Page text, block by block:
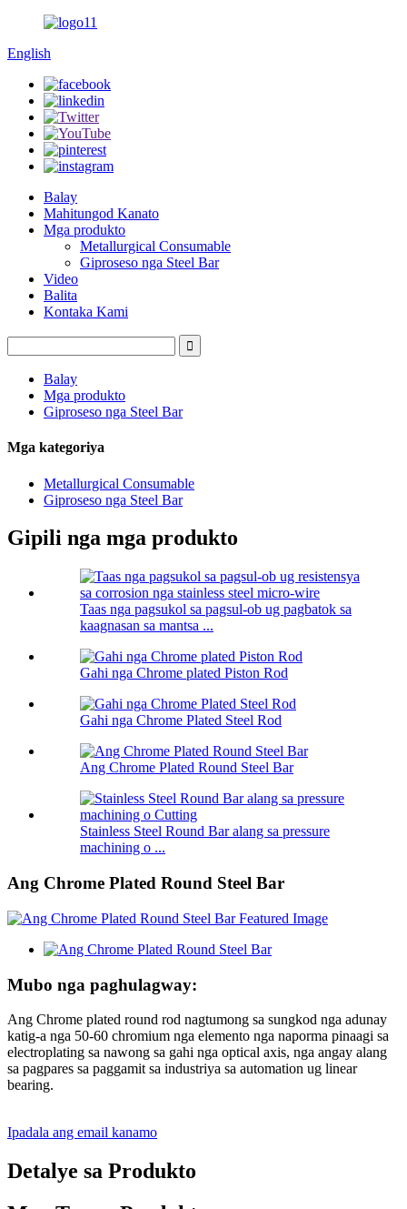
English
Balay
Mahitungod Kanato
Mga produkto
Metallurgical Consumable
Giproseso nga Steel Bar
Video
Balita
Kontaka Kami
Balay
Mga produkto
Giproseso nga Steel Bar
Mga kategoriya
Metallurgical Consumable
Giproseso nga Steel Bar
Gipili nga mga produkto
Taas nga pagsukol sa pagsul-ob ug pagbatok sa
kaagnasan sa mantsa ...
Gahi nga Chrome plated Piston Rod
Gahi nga Chrome Plated Steel Rod
Ang Chrome Plated Round Steel Bar
Stainless Steel Round Bar alang sa pressure
machining o ...
Ang Chrome Plated Round Steel Bar
Mubo nga paghulagway:
Ang Chrome plated round rod nagtumong sa sungkod nga adunay
katig-a nga 50-60 chromium nga elemento nga naporma pinaagi sa
electroplating sa nawong sa gahi nga optical axis, nga angay alang
sa pagpares sa paggamit sa industriya sa automation ug linear
bearing.
Ipadala ang email kanamo
Detalye sa Produkto